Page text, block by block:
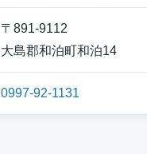
〒891-9112
大島郡和泊町和泊14
0997-92-1131